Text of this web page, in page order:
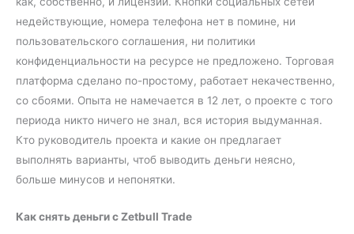
недействующие, номера телефона нет в помине, ни
пользовательского соглашения, ни политики
конфиденциальности на ресурсе не предложено. Торговая
платформа сделано по-простому, работает некачественно,
со сбоями. Опыта не намечается в 12 лет, о проекте с того
периода никто ничего не знал, вся история выдуманная.
Кто руководитель проекта и какие он предлагает
выполнять варианты, чтоб выводить деньги неясно,
больше минусов и непонятки.
Как снять деньги с Zetbull Trade